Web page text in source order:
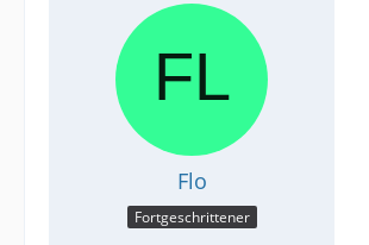
Flo
Fortgeschrittener